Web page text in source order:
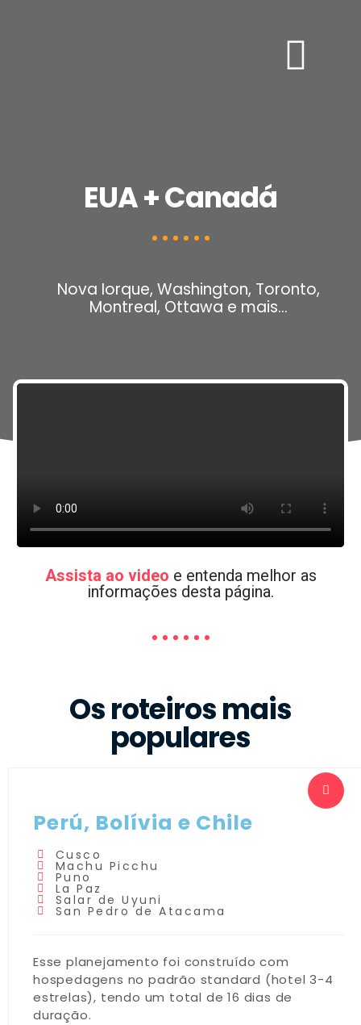
EUA + Canadá
Nova Iorque, Washington, Toronto,
Montreal, Ottawa e mais…
Assista ao video e entenda melhor as
informações desta página.
Os roteiros mais
populares
Perú, Bolívia e Chile
Cusco
Machu Picchu
Puno
La Paz
Salar de Uyuni
San Pedro de Atacama
Esse planejamento foi construído com
hospedagens no padrão standard (hotel 3-4
estrelas), tendo um total de 16 dias de
duração.